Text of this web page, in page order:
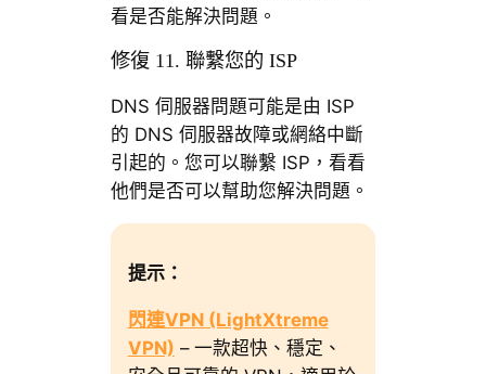
看是否能解決問題。
修復 11. 聯繫您的 ISP
DNS 伺服器問題可能是由 ISP
的 DNS 伺服器故障或網絡中斷
引起的。您可以聯繫 ISP，看看
他們是否可以幫助您解決問題。
提示：
閃連VPN (LightXtreme
VPN) – 一款超快、穩定、